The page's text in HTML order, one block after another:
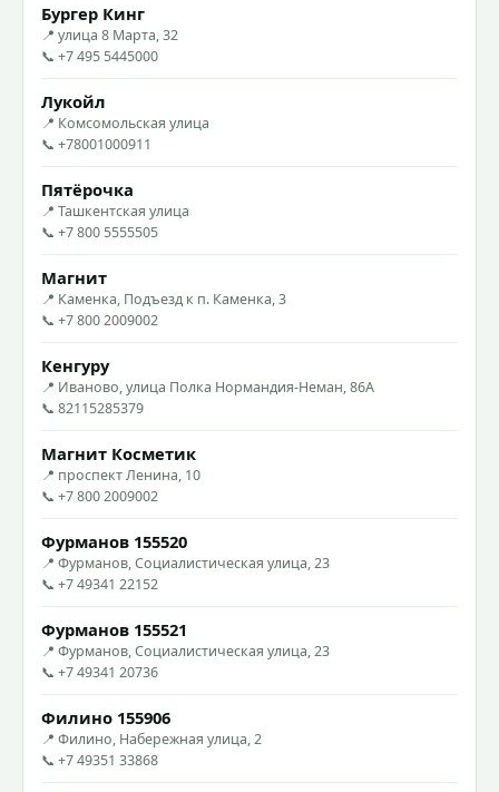
Бургер Кинг
📍 улица 8 Марта, 32
📞 +7 495 5445000
Лукойл
📍 Комсомольская улица
📞 +78001000911
Пятёрочка
📍 Ташкентская улица
📞 +7 800 5555505
Магнит
📍 Каменка, Подъезд к п. Каменка, 3
📞 +7 800 2009002
Кенгуру
📍 Иваново, улица Полка Нормандия-Неман, 86А
📞 82115285379
Магнит Косметик
📍 проспект Ленина, 10
📞 +7 800 2009002
Фурманов 155520
📍 Фурманов, Социалистическая улица, 23
📞 +7 49341 22152
Фурманов 155521
📍 Фурманов, Социалистическая улица, 23
📞 +7 49341 20736
Филино 155906
📍 Филино, Набережная улица, 2
📞 +7 49351 33868